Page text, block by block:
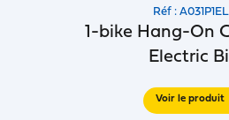
Réf :
1-bike Hang-On
Electric
Voir le produit